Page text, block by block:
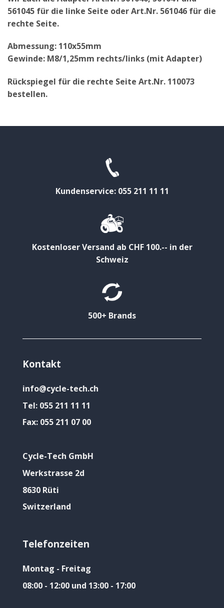
561045 für die linke Seite oder Art.Nr. 561046 für die
rechte Seite.
Abmessung: 110x55mm
Gewinde: M8/1,25mm rechts/links (mit Adapter)
Rückspiegel für die rechte Seite Art.Nr. 110073
bestellen.
Kundenservice: 055 211 11 11
Kostenloser Versand ab CHF 100.-- in der
Schweiz
500+ Brands
Kontakt
info@cycle-tech.ch
Tel: 055 211 11 11
Fax: 055 211 07 00
Cycle-Tech GmbH
Werkstrasse 2d
8630 Rüti
Switzerland
Telefonzeiten
Montag - Freitag
08:00 - 12:00 und 13:00 - 17:00